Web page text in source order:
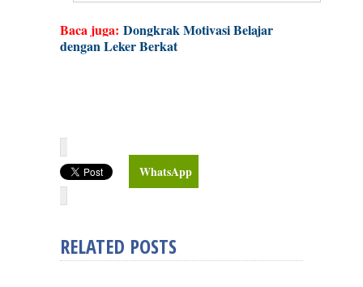
Baca juga: Dongkrak Motivasi Belajar
dengan Leker Berkat
WhatsApp
RELATED POSTS